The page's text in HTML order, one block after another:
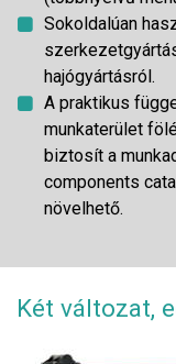
Sokoldalúan
hajógyártásról.
A praktikus
munkaterület
biztosít a
components
növelhető.
Két változat,